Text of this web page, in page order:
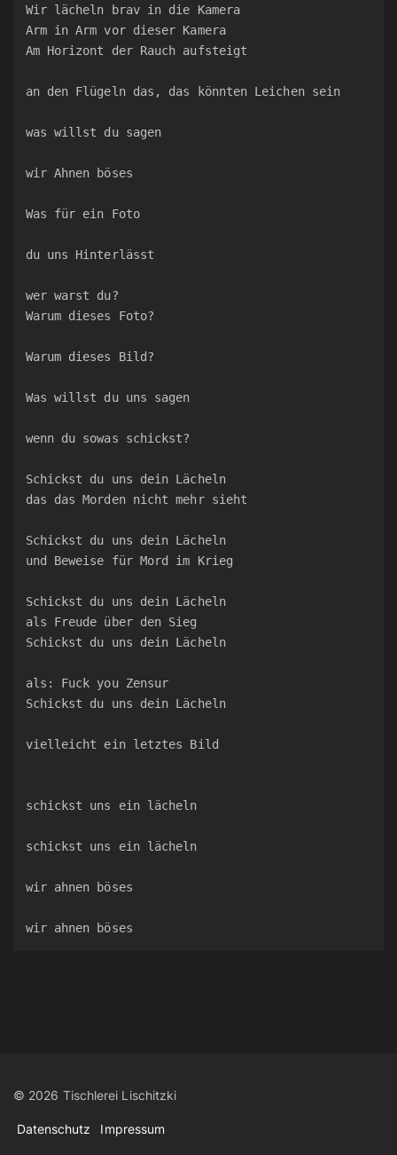
Wir lächeln brav in die Kamera
Arm in Arm vor dieser Kamera
Am Horizont der Rauch aufsteigt
an den Flügeln das, das könnten Leichen sein
was willst du sagen
wir Ahnen böses
Was für ein Foto
du uns Hinterlässt
wer warst du?
Warum dieses Foto?
Warum dieses Bild?
Was willst du uns sagen
wenn du sowas schickst?
Schickst du uns dein Lächeln
das das Morden nicht mehr sieht
Schickst du uns dein Lächeln
und Beweise für Mord im Krieg
Schickst du uns dein Lächeln
als Freude über den Sieg
Schickst du uns dein Lächeln
als: Fuck you Zensur
Schickst du uns dein Lächeln
vielleicht ein letztes Bild
schickst uns ein lächeln
schickst uns ein lächeln
wir ahnen böses
wir ahnen böses
© 2026 Tischlerei Lischitzki
Datenschutz Impressum